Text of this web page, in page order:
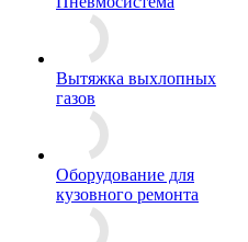
Вытяжка выхлопных
газов
Оборудование для
кузовного ремонта